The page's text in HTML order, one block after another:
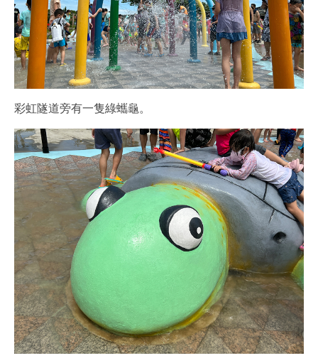
彩虹隧道旁有一隻綠蠵龜。